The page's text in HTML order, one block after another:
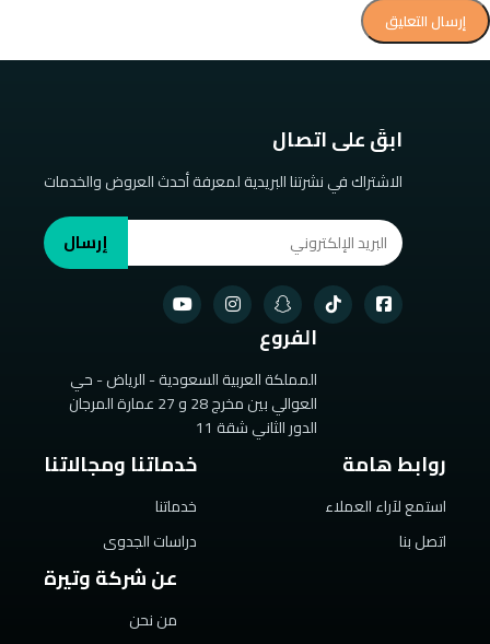
ابقَ على اتصال
الاشتراك في نشرتنا البريدية لمعرفة أحدث العروض والخدمات
إرسال
الفروع
المملكة العربية السعودية - الرياض - حي
العوالي بين مخرج 28 و 27 عمارة المرجان
الدور الثاني شقة 11
خدماتنا ومجالاتنا
خدماتنا
دراسات الجدوى
روابط هامة
استمع لآراء العملاء
اتصل بنا
عن شركة وتيرة
من نحن